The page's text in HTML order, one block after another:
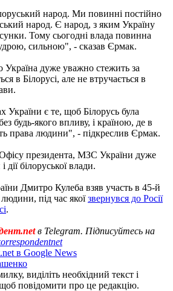
народ. Ми повинні постійно
народ. Є народ, з яким Україну
Тому сьогодні влада повинна
сильною", - сказав Єрмак.
Україна дуже уважно стежить за
в Білорусі, але не втручається в
України є те, щоб Білорусь була
будь-якого впливу, і країною, де в
права людини", - підкреслив Єрмак.
президента, МЗС України дуже
дії білоруської влади.
Дмитро Кулеба взяв участь в 45-й
під час якоїзвернувся до Росії
.
в Telegram. Підписуйтесь на
в Google News
виділіть необхідний текст і
повідомити про це редакцію.